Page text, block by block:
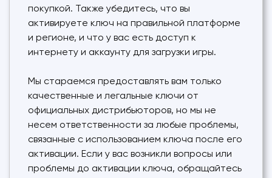
покупкой. Также убедитесь, что вы
активируете ключ на правильной платформе
и регионе, и что у вас есть доступ к
интернету и аккаунту для загрузки игры.
Мы стараемся предоставлять вам только
качественные и легальные ключи от
официальных дистрибьюторов, но мы не
несем ответственности за любые проблемы,
связанные с использованием ключа после его
активации. Если у вас возникли вопросы или
проблемы до активации ключа, обращайтесь